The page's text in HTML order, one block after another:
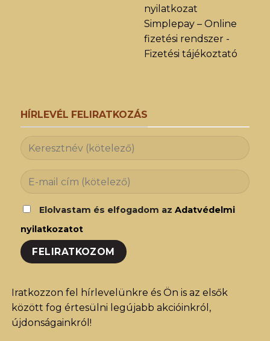
nyilatkozat
Simplepay – Online
fizetési rendszer -
Fizetési tájékoztató
HÍRLEVÉL FELIRATKOZÁS
Elolvastam és elfogadom az Adatvédelmi
nyilatkozatot
Iratkozzon fel hírlevelünkre és Ön is az elsők
között fog értesülni legújabb akcióinkról,
újdonságainkról!